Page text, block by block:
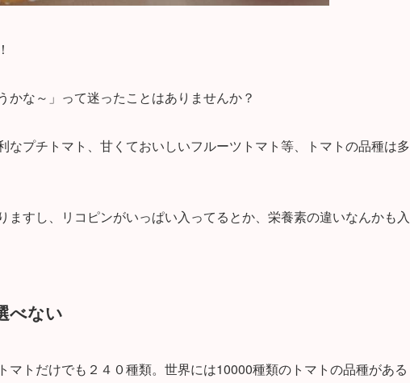
な～」って迷ったことはありませんか？
なプチトマト、甘くておいしいフルーツトマト等、トマトの品種は多
ますし、リコピンがいっぱい入ってるとか、栄養素の違いなんかも入
べない
マトだけでも２４０種類。世界には10000種類のトマトの品種がある